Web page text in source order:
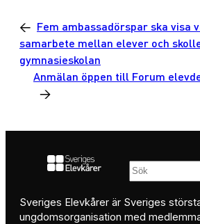
←
Fem ambassadörspar ska visa
samarbete mellan elever och
gymnasieskolan
Anmälan öppen till Forum
→
Sök
Sveriges Elevkårer är Sveriges
ungdomsorganisation med